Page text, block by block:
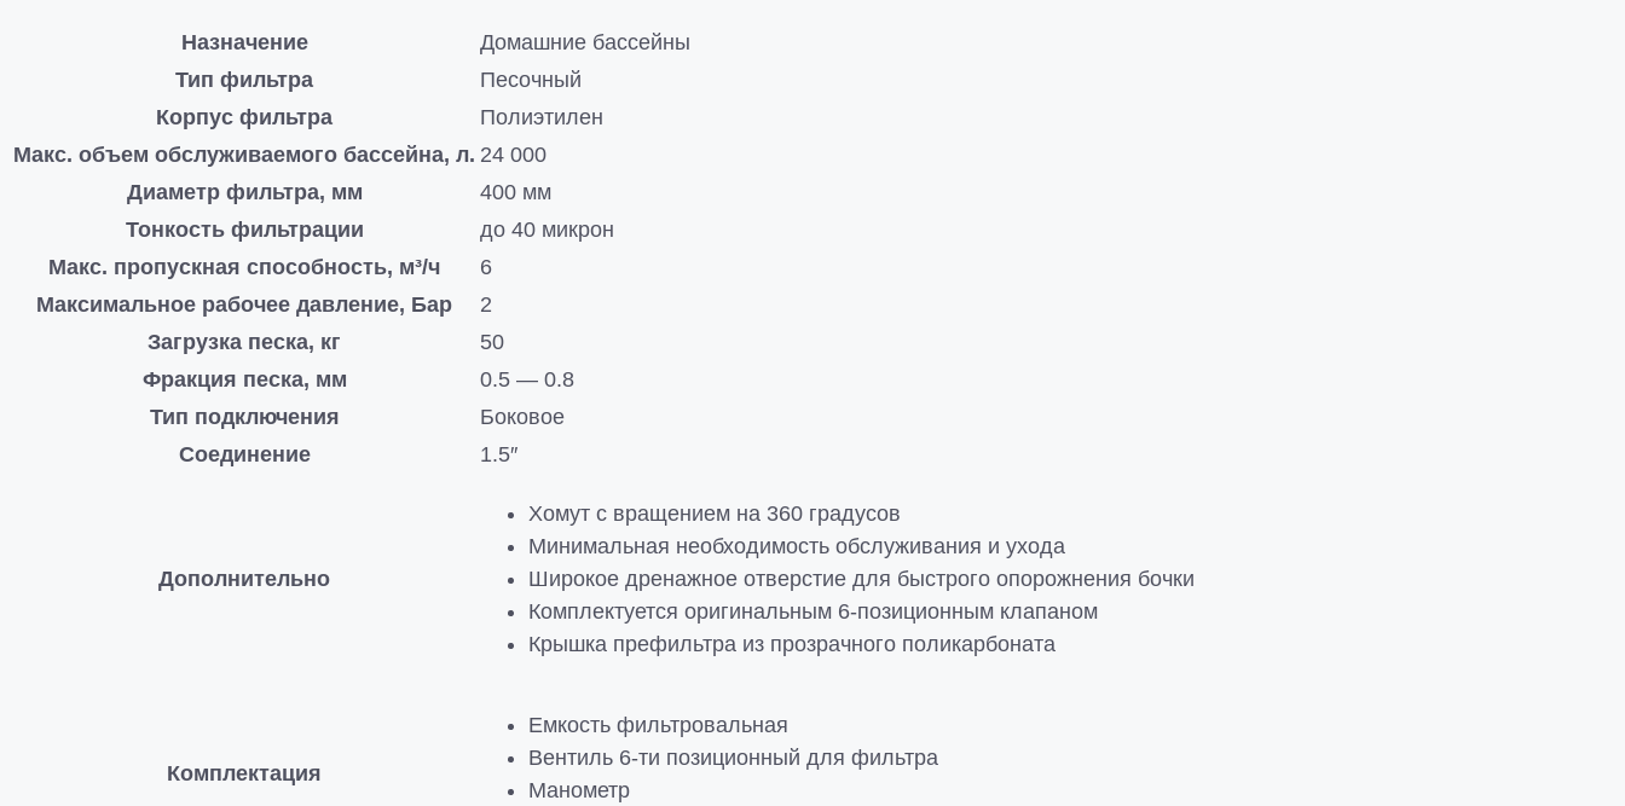
Назначение
Домашние бассейны
Тип фильтра
Песочный
Корпус фильтра
Полиэтилен
Макс. объем обслуживаемого бассейна, л. 24 000
Диаметр фильтра, мм
400 мм
Тонкость фильтрации
до 40 микрон
Макс. пропускная способность, м³/ч
6
Максимальное рабочее давление, Бар
2
Загрузка песка, кг
50
Фракция песка, мм
0.5 — 0.8
Тип подключения
Боковое
Соединение
1.5″
Дополнительно
Хомут с вращением на 360 градусов
Минимальная необходимость обслуживания и ухода
Широкое дренажное отверстие для быстрого опорожнения бочки
Комплектуется оригинальным 6-позиционным клапаном
Крышка префильтра из прозрачного поликарбоната
Комплектация
Емкость фильтровальная
Вентиль 6-ти позиционный для фильтра
Манометр